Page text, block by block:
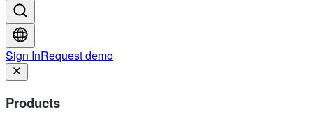
Sign InRequest demo
Products